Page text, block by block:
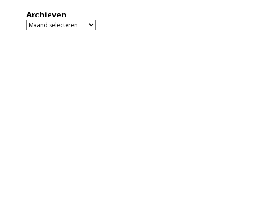
Archieven
Archieven